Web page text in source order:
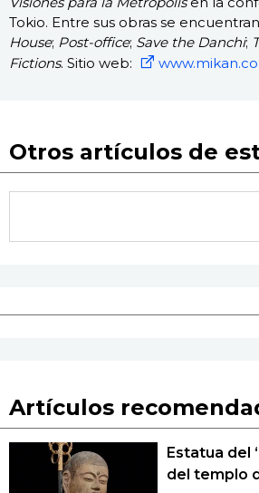
Tokio. Entre sus obras se
House; Post-office; Save the Danchi;
Fictions. Sitio web:
Otros artículos de
Artículos
Estatua del
del templo